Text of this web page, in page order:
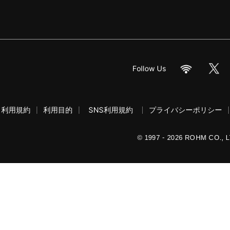
Follow Us
利用規約 利用目的 SNS利用規約 プライバシーポリシー
© 1997 - 2026 ROHM CO.,